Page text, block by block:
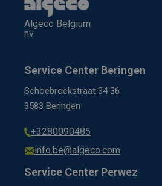
Algeco Belgium
nv
Service Center Beringen
Schoebroekstraat 34 36
3583 Beringen
+3280090485
info.be@algeco.com
Service Center Perwez